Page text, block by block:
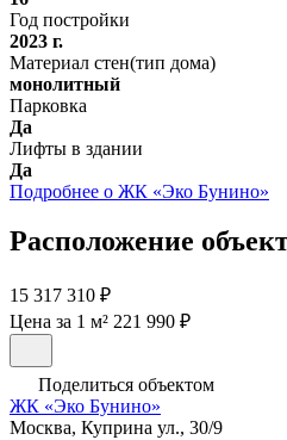
Год постройки
2023 г.
Материал стен(тип дома)
монолитный
Парковка
Да
Лифты в здании
Да
Подробнее о ЖК «Эко Бунино»
Расположение
15 317 310 ₽
Цена за 1 м² 221 990 ₽
Поделиться объектом
ЖК «Эко Бунино»
Москва, Куприна ул., 30/9